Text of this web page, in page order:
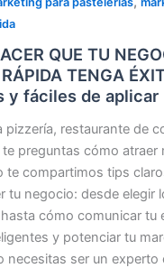
QUE TU
TENGA
y fáciles de aplicar
pizzería, restaurante de
preguntas cómo atraer
te compartimos tips
tu negocio: desde elegir
cómo comunicar tu
y potenciar tu
necesitas ser un